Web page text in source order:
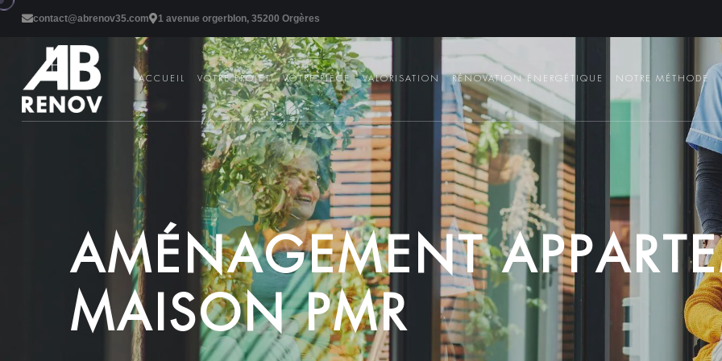
contact@abrenov35.com 1 avenue orgerblon, 35200 Orgères
ACCUEIL VOTRE PROJET VOTRE PIÈCE VALORISATION RÉNOVATION ÉNERGÉTIQUE NOTRE MÉTHODE
AMÉNAGEMENT APPARTE
MAISON PMR